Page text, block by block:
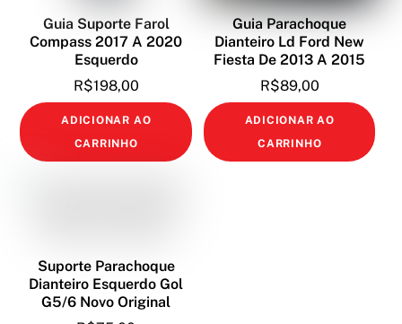
Guia Suporte Farol
Compass 2017 A 2020
Esquerdo
R$198,00
ADICIONAR AO
CARRINHO
Guia Parachoque
Dianteiro Ld Ford New
Fiesta De 2013 A 2015
R$89,00
ADICIONAR AO
CARRINHO
Suporte Parachoque
Dianteiro Esquerdo Gol
G5/6 Novo Original